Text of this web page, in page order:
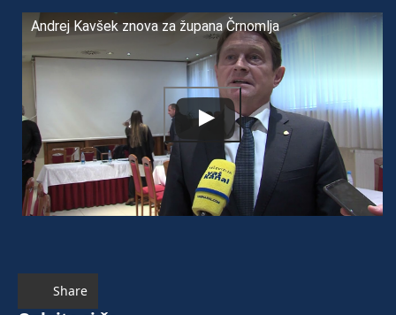
Andrej Kavšek znova za župana Črnomlja
Share